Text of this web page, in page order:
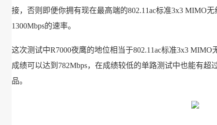
接，否则即便你拥有现在最高端的802.11ac标准3x3 MIMO
1300Mbps的速率。
这次测试中R7000夜鹰的地位相当于802.11ac标准3x3
成绩可以达到782Mbps，在成绩较低的单路测试中也能有超
品。